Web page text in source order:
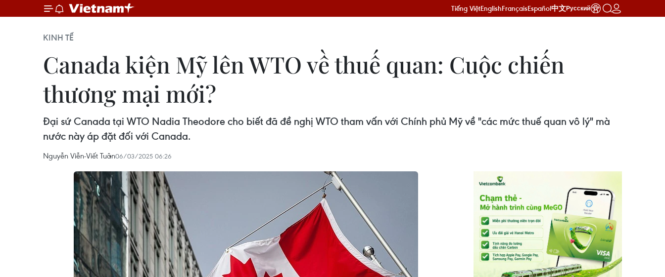
Tiếng ViệtEnglishFrançaisEspañol中文Русский
KINH TẾ
Canada kiện Mỹ lên WTO về thuế quan: Cuộc chiến
thương mại mới?
Đại sứ Canada tại WTO Nadia Theodore cho biết đã đề nghị WTO tham vấn với Chính phủ Mỹ về "các mức thuế quan vô lý" mà
nước này áp đặt đối với Canada.
Nguyễn Viễn-Viết Tuân06/03/2025 06:26